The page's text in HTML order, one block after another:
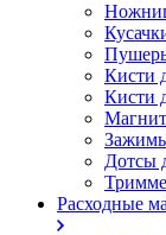
Кисти
Кисти
Зажимы
Дотсы
Расходные